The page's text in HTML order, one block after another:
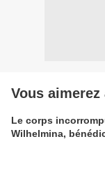
Vous aimerez
Le corps
Wilhelmina,